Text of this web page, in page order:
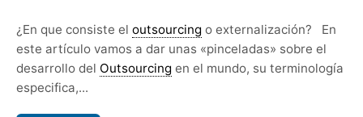
¿En que consiste el outsourcing o externalización? En
este artículo vamos a dar unas «pinceladas» sobre el
desarrollo del Outsourcing en el mundo, su terminología
especifica,...